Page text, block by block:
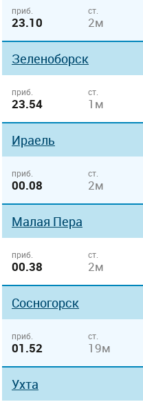
приб.
23.10
ст.
2м
Зеленоборск
приб.
23.54
ст.
1м
Ираель
приб.
00.08
ст.
2м
Малая Пера
приб.
00.38
ст.
2м
Сосногорск
приб.
01.52
ст.
19м
Ухта